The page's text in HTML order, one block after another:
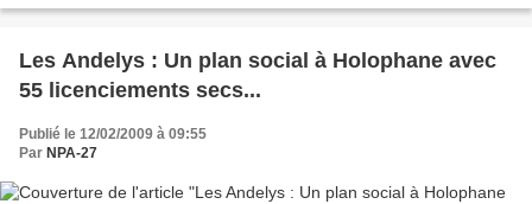
Les Andelys : Un plan social à Holophane avec
55 licenciements secs...
Publié le 12/02/2009 à 09:55
Par NPA-27